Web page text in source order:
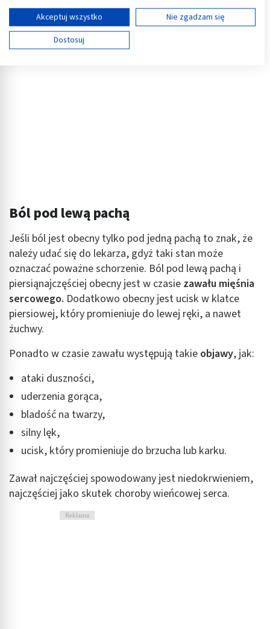
Reklama
Ból pod lewą pachą
Jeśli ból jest obecny tylko pod jedną pachą to znak, że
należy udać się do lekarza, gdyż taki stan może
oznaczać poważne schorzenie. Ból pod lewą pachą i
piersiąnajczęściej obecny jest w czasie zawału mięśnia
sercowego. Dodatkowo obecny jest ucisk w klatce
piersiowej, który promieniuje do lewej ręki, a nawet
żuchwy.
Ponadto w czasie zawału występują takie objawy, jak:
ataki duszności,
uderzenia gorąca,
bladość na twarzy,
silny lęk,
ucisk, który promieniuje do brzucha lub karku.
Zawał najczęściej spowodowany jest niedokrwieniem,
najczęściej jako skutek choroby wieńcowej serca.
Reklama
Wyświetl listę partnerów (11 dostawców IAB)
Używamy Twoich danych w następujących celach:
Cele przetwarzania IAB:
Tworzenie profili w celu personalizacji treści
spersonalizowanych treści
Pomiar efektywności reklam
Pomiar efektywności treści
Rozumienie odbiorców dzięki statystyce lub
kombinacji danych z różnych źródeł
Rozwój i ulepszanie usług
Wykorzystywanie ograniczonych danych do
wyboru treści
Funkcje specjalne IAB:
Użycie dokładnych danych geolokalizacyjnych
Identyfikowanie urządzeń na podstawie
aktywnie żądanych informacji
Cele przetwarzania inne niż IAB:
Niezbędne
Wydajność (Performance)
Akceptuj wszystko
Nie zgadzam się
Dostosuj